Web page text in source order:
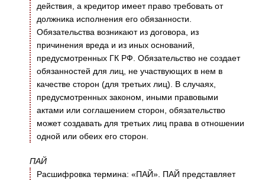
действия, а кредитор имеет право требовать от
должника исполнения его обязанности.
Обязательства возникают из договора, из
причинения вреда и из иных оснований,
предусмотренных ГК РФ. Обязательство не создает
обязанностей для лиц, не участвующих в нем в
качестве сторон (для третьих лиц). В случаях,
предусмотренных законом, иными правовыми
актами или соглашением сторон, обязательство
может создавать для третьих лиц права в отношении
одной или обеих его сторон.
ПАЙ
Расшифровка термина: «ПАЙ». ПАЙ представляет